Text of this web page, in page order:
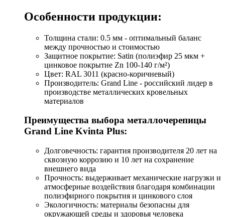
Особенности продукции:
Толщина стали: 0.5 мм - оптимальный баланс
между прочностью и стоимостью
Защитное покрытие: Satin (полиэфир 25 мкм +
цинковое покрытие Zn 100-140 г/м²)
Цвет: RAL 3011 (красно-коричневый)
Производитель: Grand Line - российский лидер в
производстве металлических кровельных
материалов
Преимущества выбора металлочерепицы
Grand Line Kvinta Plus:
Долговечность: гарантия производителя 20 лет на
сквозную коррозию и 10 лет на сохранение
внешнего вида
Прочность: выдерживает механические нагрузки и
атмосферные воздействия благодаря комбинации
полиэфирного покрытия и цинкового слоя
Экологичность: материалы безопасны для
окружающей среды и здоровья человека